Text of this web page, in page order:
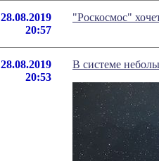
28.08.2019
20:57
"Роскосмос"
28.08.2019
20:53
В системе